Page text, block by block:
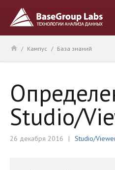
/ Кампус / База знаний
Studio/
26 декабря 2016 Studio/